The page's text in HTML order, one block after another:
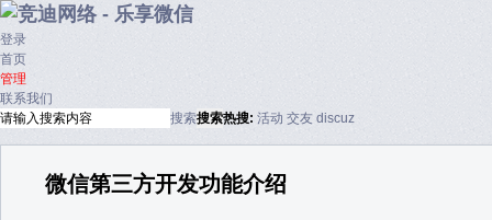
登录
首页
管理
联系我们
搜索搜索热搜: 活动 交友 discuz
微信第三方开发功能介绍